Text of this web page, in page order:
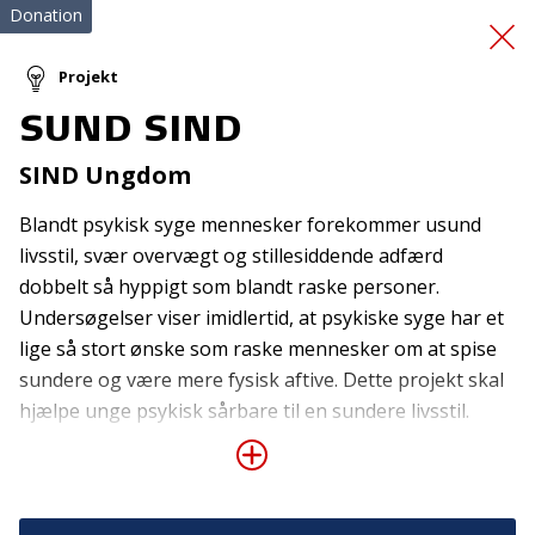
Supervision
incestterapeut
Donation
Projekt
SUND SIND
SIND Ungdom
Blandt psykisk syge mennesker forekommer usund
livsstil, svær overvægt og stillesiddende adfærd
dobbelt så hyppigt som blandt raske personer.
Undersøgelser viser imidlertid, at psykiske syge har et
lige så stort ønske som raske mennesker om at spise
sundere og være mere fysisk aftive. Dette projekt skal
hjælpe unge psykisk sårbare til en sundere livsstil.
SIND Ungdoms klubber tilbyder allerede fælles indkøb
og tilberedning af aftensmad, men fokuset på sund
Tilmeld nyhedsbrev
De seneste nyheder om TrygFondens og TryghedsGruppens